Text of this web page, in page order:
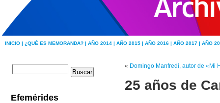
INICIO | ¿QUÉ ES MEMORANDA? | AÑO 2014 | AÑO 2015 | AÑO 2016 | AÑO 2017 | AÑO
« Domingo Manfredi, autor de «Mi
25 años de
Efemérides